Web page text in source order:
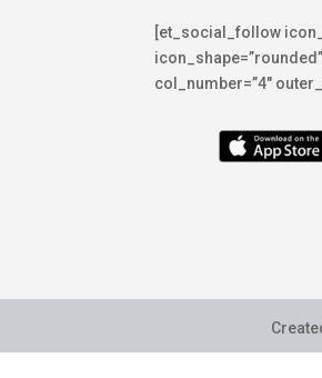
[et_social_follow
col_number=”4″